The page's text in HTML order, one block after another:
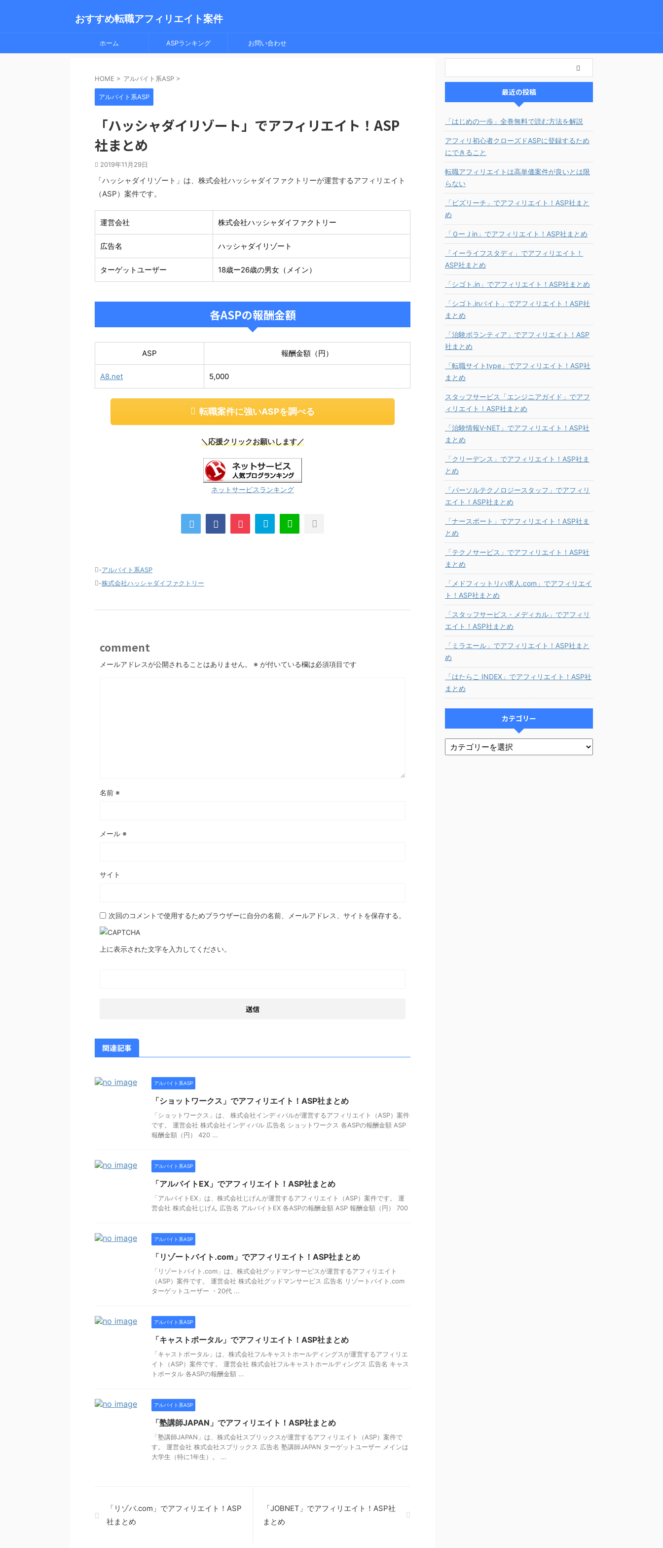
おすすめ転職アフィリエイト案件
ホーム ASPランキング お問い合わせ
HOME > アルバイト系ASP >
アルバイト系ASP
「ハッシャダイリゾート」でアフィリエイト！ASP
社まとめ
2019年11月29日
「ハッシャダイリゾート」は、株式会社ハッシャダイファクトリーが運営するアフィリエイト
（ASP）案件です。
運営会社 株式会社ハッシャダイファクトリー
広告名 ハッシャダイリゾート
ターゲットユーザー 18歳ー26歳の男女（メイン）
各ASPの報酬金額
ASP 報酬金額（円）
A8.net 5,000
転職案件に強いASPを調べる
＼応援クリックお願いします／
ネットサービスランキング
-アルバイト系ASP
-株式会社ハッシャダイファクトリー
comment
メールアドレスが公開されることはありません。 ※ が付いている欄は必須項目です
名前 ※
メール ※
サイト
次回のコメントで使用するためブラウザーに自分の名前、メールアドレス、サイトを保存する。
上に表示された文字を入力してください。
関連記事
アルバイト系ASP
「ショットワークス」でアフィリエイト！ASP社まとめ
「ショットワークス」は、 株式会社インディバルが運営するアフィリエイト（ASP）案件
です。 運営会社 株式会社インディバル 広告名 ショットワークス 各ASPの報酬金額 ASP
報酬金額（円） 420 ...
アルバイト系ASP
「アルバイトEX」でアフィリエイト！ASP社まとめ
「アルバイトEX」は、株式会社じげんが運営するアフィリエイト（ASP）案件です。 運
営会社 株式会社じげん 広告名 アルバイトEX 各ASPの報酬金額 ASP 報酬金額（円） 700
アルバイト系ASP
「リゾートバイト.com」でアフィリエイト！ASP社まとめ
「リゾートバイト.com」は、株式会社グッドマンサービスが運営するアフィリエイト
（ASP）案件です。 運営会社 株式会社グッドマンサービス 広告名 リゾートバイト.com
ターゲットユーザー ・20代 ...
アルバイト系ASP
「キャストポータル」でアフィリエイト！ASP社まとめ
「キャストポータル」は、株式会社フルキャストホールディングスが運営するアフィリエ
イト（ASP）案件です。 運営会社 株式会社フルキャストホールディングス 広告名 キャス
トポータル 各ASPの報酬金額 ...
アルバイト系ASP
「塾講師JAPAN」でアフィリエイト！ASP社まとめ
「塾講師JAPAN」は、株式会社スプリックスが運営するアフィリエイト（ASP）案件で
す。 運営会社 株式会社スプリックス 広告名 塾講師JAPAN ターゲットユーザー メインは
大学生（特に1年生）。 ...
「リゾバ.com」でアフィリエイト！ASP
社まとめ
「JOBNET」でアフィリエイト！ASP社
まとめ
最近の投稿
「はじめの一歩」全巻無料で読む方法を解説
アフィリ初心者クローズドASPに登録するため
にできること
転職アフィリエイトは高単価案件が良いとは限
らない
「ビズリーチ」でアフィリエイト！ASP社まと
め
「ＱーＪin」でアフィリエイト！ASP社まとめ
「イーライフスタディ」でアフィリエイト！
ASP社まとめ
「シゴト.in」でアフィリエイト！ASP社まとめ
「シゴト.inバイト」でアフィリエイト！ASP社
まとめ
「治験ボランティア」でアフィリエイト！ASP
社まとめ
「転職サイトtype」でアフィリエイト！ASP社
まとめ
スタッフサービス「エンジニアガイド」でアフ
ィリエイト！ASP社まとめ
「治験情報V-NET」でアフィリエイト！ASP社
まとめ
「クリーデンス」でアフィリエイト！ASP社ま
とめ
「パーソルテクノロジースタッフ」でアフィリ
エイト！ASP社まとめ
「ナースポート」でアフィリエイト！ASP社ま
とめ
「テクノサービス」でアフィリエイト！ASP社
まとめ
「メドフィットリハ求人.com」でアフィリエイ
ト！ASP社まとめ
「スタッフサービス・メディカル」でアフィリ
エイト！ASP社まとめ
「ミラエール」でアフィリエイト！ASP社まと
め
「はたらこ INDEX」でアフィリエイト！ASP社
まとめ
カテゴリー